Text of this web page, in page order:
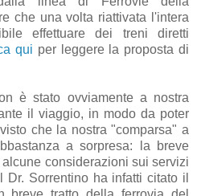
che una volta riattivata l'intera
effettuare dei treni diretti
qui per leggere la proposta di
è stato ovviamente a nostra
il viaggio, in modo da poter
che la nostra "comparsa" a
a sorpresa: la breve
considerazioni sui servizi
Dr. Sorrentino ha infatti citato il